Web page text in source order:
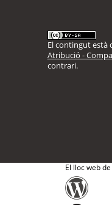
El contingut està
Atribució -
contrari.
El lloc web